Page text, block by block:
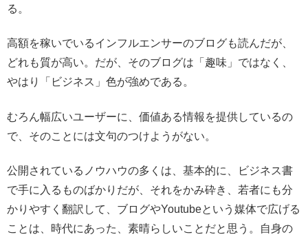
る。
高額を稼いでいるインフルエンサーのブログも読んだが、
どれも質が高い。だが、そのブログは「趣味」ではなく、
やはり「ビジネス」色が強めである。
むろん幅広いユーザーに、価値ある情報を提供しているの
で、そのことには文句のつけようがない。
公開されているノウハウの多くは、基本的に、ビジネス書
で手に入るものばかりだが、それをかみ砕き、若者にも分
かりやすく翻訳して、ブログやYoutubeという媒体で広げる
ことは、時代にあった、素晴らしいことだと思う。自身の